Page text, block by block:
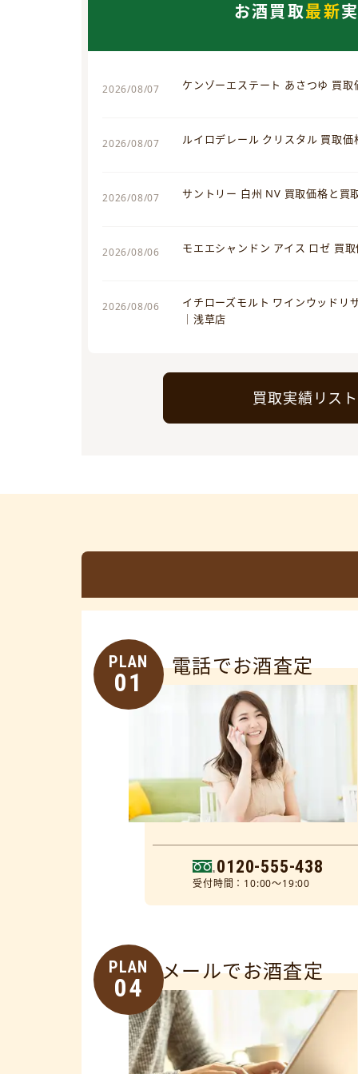
お酒買取最新
2026/08/07 ケンゾーエステート あさつゆ 買
2026/08/07 ルイロデレール クリスタル 買取
2026/08/07 サントリー 白州 NV 買取価格と買
2026/08/06 モエエシャンドン アイス ロゼ 買
2026/08/06
イチローズモルト ワインウッドリ
｜浅草店
買取実績リスト
PLAN
01
電話でお酒査定
0120-555-438
受付時間：10:00～19:00
PLAN
04
メールでお酒査定